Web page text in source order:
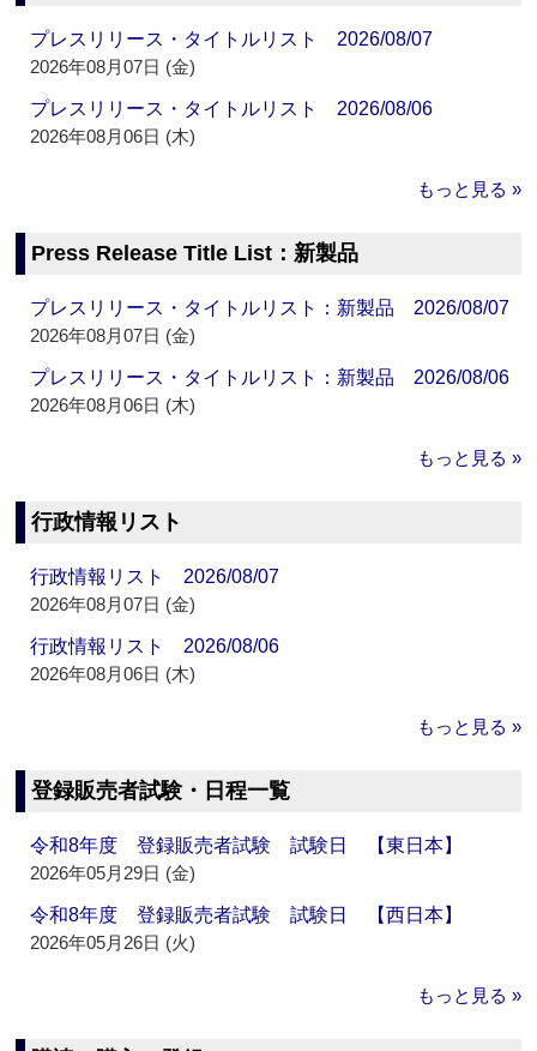
プレスリリース・タイトルリスト 2026/08/07
2026年08月07日 (金)
プレスリリース・タイトルリスト 2026/08/06
2026年08月06日 (木)
もっと見る »
Press Release Title List：新製品
プレスリリース・タイトルリスト：新製品 2026/08/07
2026年08月07日 (金)
プレスリリース・タイトルリスト：新製品 2026/08/06
2026年08月06日 (木)
もっと見る »
行政情報リスト
行政情報リスト 2026/08/07
2026年08月07日 (金)
行政情報リスト 2026/08/06
2026年08月06日 (木)
もっと見る »
登録販売者試験・日程一覧
令和8年度 登録販売者試験 試験日 【東日本】
2026年05月29日 (金)
令和8年度 登録販売者試験 試験日 【西日本】
2026年05月26日 (火)
もっと見る »